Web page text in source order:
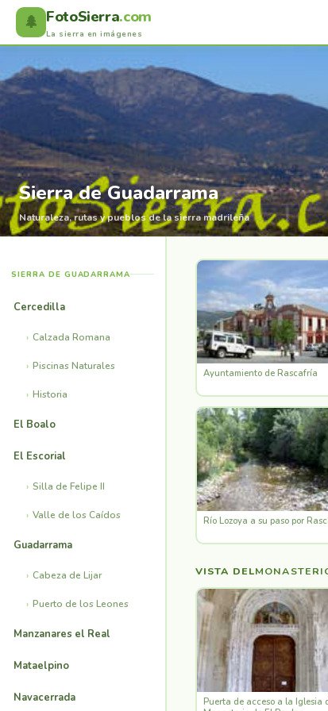
🌲 FotoSierra.com
La sierra en imágenes
Sierra de Guadarrama
Naturaleza, rutas y pueblos de la sierra madrileña
SIERRA DE GUADARRAMA
Cercedilla
Calzada Romana
Piscinas Naturales
Historia
El Boalo
El Escorial
Silla de Felipe II
Valle de los Caídos
Guadarrama
Cabeza de Lijar
Puerto de los Leones
Manzanares el Real
Mataelpino
Navacerrada
Ayuntamiento de Rascafría
Río Lozoya a su paso por
VISTA DEL
Puerta de acceso a la Iglesia